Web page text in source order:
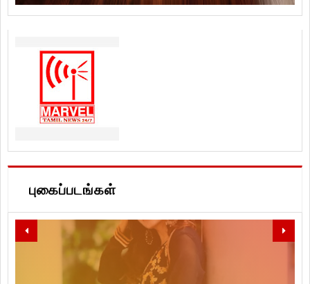
புகைப்படங்கள்
LET'S SPREAD LOVE, PEACE